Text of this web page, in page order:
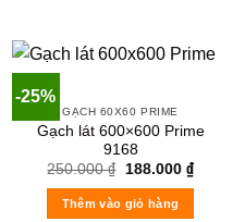
-25%
GẠCH 60X60 PRIME
Gạch lát 600×600 Prime
9168
250.000₫
Original
was:
250.000 ₫.
188.000 ₫Current
price
Thêm vào giỏ hàng